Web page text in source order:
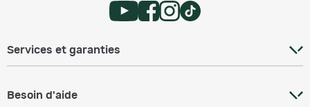
Services et garanties
Besoin d'aide